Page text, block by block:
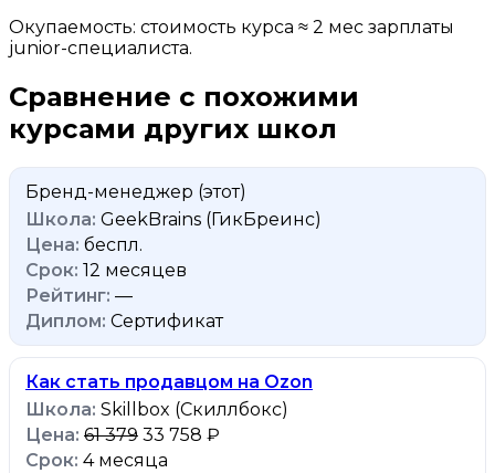
Окупаемость: стоимость курса ≈ 2 мес зарплаты
junior-специалиста.
Сравнение с похожими
курсами других школ
Бренд-менеджер (этот)
GeekBrains (ГикБреинс)
беспл.
12 месяцев
—
Сертификат
Как стать продавцом на Ozon
Skillbox (Скиллбокс)
61 379 33 758 ₽
4 месяца